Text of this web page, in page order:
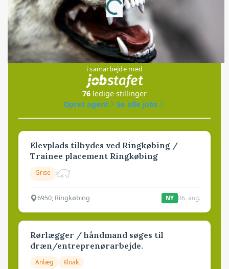
Loading...
Jobs
i samarbejde med
76 ledige stillinger
Opret agent
Se alle jobs
Elevplads tilbydes ved Ringkøbing /
Trainee placement Ringkøbing
Grise
6950, Ringkøbing NY 06. aug.
Rørlægger / håndmand søges til
dræn/entreprenørarbejde.
Anlæg Kloak